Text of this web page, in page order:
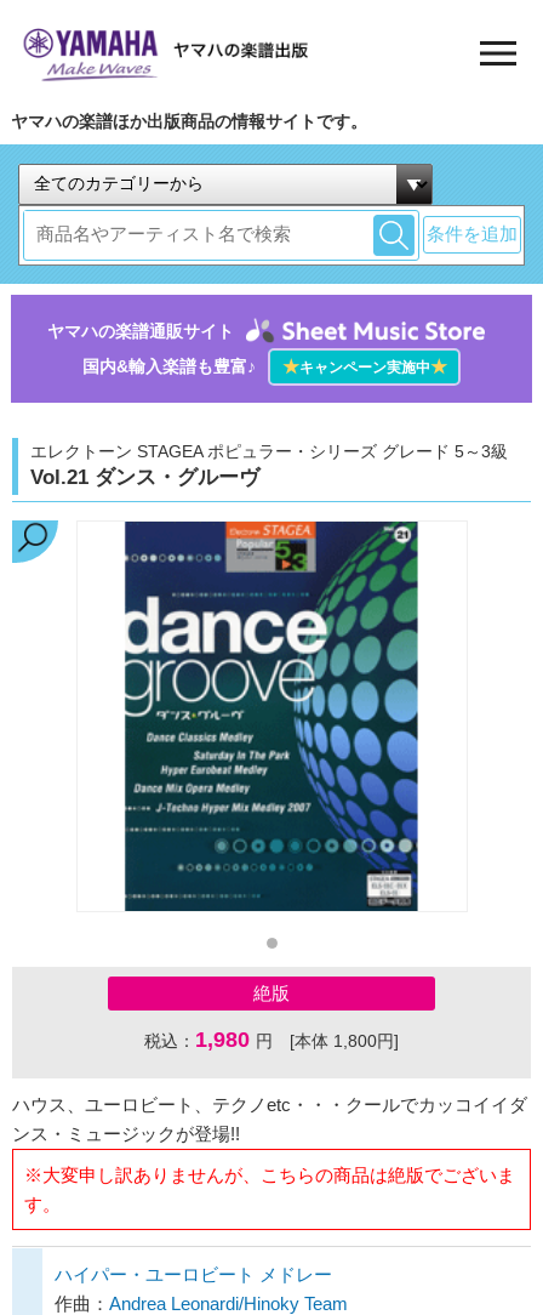
ヤマハの楽譜ほか出版商品の情報サイトです。
条件を追加
ヤマハの楽譜通販サイト
国内&輸入楽譜も豊富♪
★キャンペーン実施中★
エレクトーン STAGEA ポピュラー・シリーズ グレード 5～3級
Vol.21 ダンス・グルーヴ
絶版
税込： 1,980 円 [本体 1,800円]
ハウス、ユーロビート、テクノetc・・・クールでカッコイイダ
ンス・ミュージックが登場!!
※大変申し訳ありませんが、こちらの商品は絶版でございま
す。
ハイパー・ユーロビート メドレー
作曲： Andrea Leonardi/Hinoky Team